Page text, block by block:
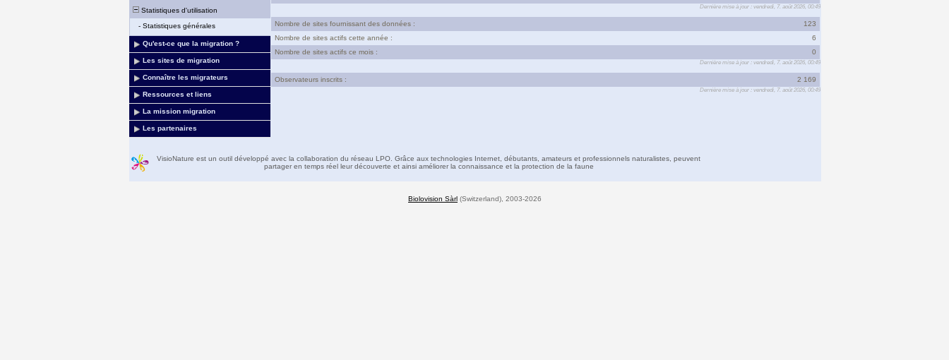
Statistiques d'utilisation
- Statistiques générales
Qu'est-ce que la migration ?
Les sites de migration
Connaître les migrateurs
Ressources et liens
La mission migration
Les partenaires
Dernière mise à jour : vendredi, 7. août 2026, 00:49
Nombre de sites fournissant des données :
123
Nombre de sites actifs cette année :
6
Nombre de sites actifs ce mois :
0
Dernière mise à jour : vendredi, 7. août 2026, 00:49
Observateurs inscrits : 2 169
Dernière mise à jour : vendredi, 7. août 2026, 00:49
VisioNature est un outil développé avec la collaboration du réseau LPO. Grâce aux technologies Internet, débutants, amateurs et professionnels naturalistes, peuvent
partager en temps réel leur découverte et ainsi améliorer la connaissance et la protection de la faune
Biolovision Sàrl (Switzerland), 2003-2026